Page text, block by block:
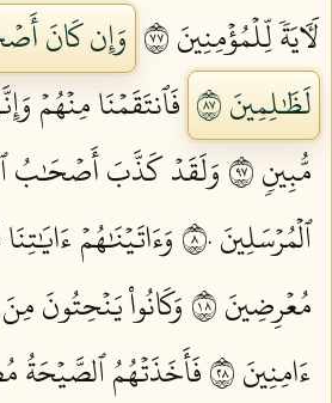
لَأٓيَةٗ لِّلۡمُؤۡمِنِينَ ٧٧
وَإِن كَانَ
لَظَٰلِمِينَ ٧٨
فَٱنتَقَمۡنَا مِنۡهُمۡ
مُّبِينٖ ٧٩
وَلَقَدۡ كَذَّبَ أَصۡحَٰبُ
ٱلۡمُرۡسَلِينَ ٨٠
وَءَاتَيۡنَٰهُمۡ
مُعۡرِضِينَ ٨١
وَكَانُواْ يَنۡحِتُونَ
ءَامِنِينَ ٨٢
فَأَخَذَتۡهُمُ ٱلصَّيۡحَةُ